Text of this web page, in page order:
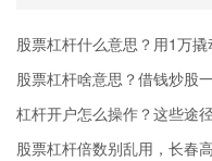
股票杠杆什么意思？用1万
股票杠杆啥意思？借钱炒股
杠杆开户怎么操作？这些途
股票杠杆倍数别乱用，长春